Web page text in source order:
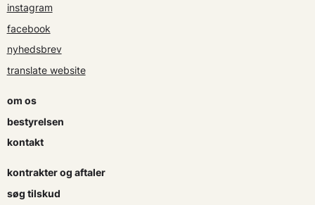
instagram
facebook
nyhedsbrev
translate website
om os
bestyrelsen
kontakt
kontrakter og aftaler
søg tilskud